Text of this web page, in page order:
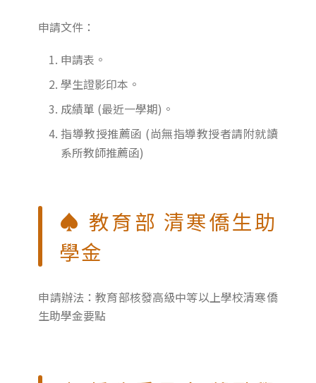
申請文件：
申請表。
學生證影印本。
成績單 (最近一學期)。
指導教授推薦函 (尚無指導教授者請附就讀
系所教師推薦函)
♠ 教育部 清寒僑生助
學金
申請辦法：教育部核發高級中等以上學校清寒僑
生助學金要點